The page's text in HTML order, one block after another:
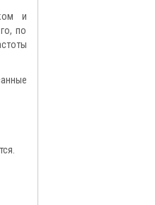
и
по